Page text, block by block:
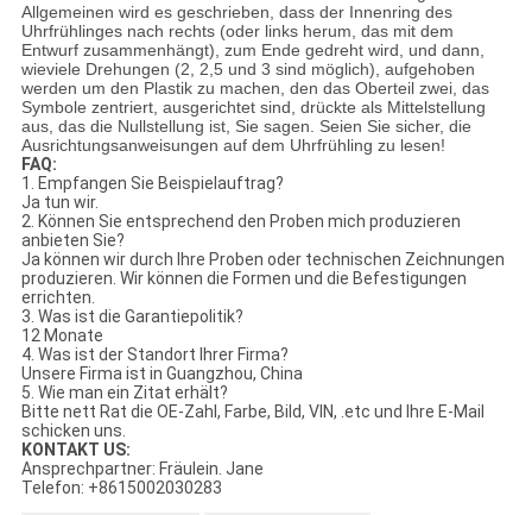
Allgemeinen wird es geschrieben, dass der Innenring des
Uhrfrühlinges nach rechts (oder links herum, das mit dem
Entwurf zusammenhängt), zum Ende gedreht wird, und dann,
wieviele Drehungen (2, 2,5 und 3 sind möglich), aufgehoben
werden um den Plastik zu machen, den das Oberteil zwei, das
Symbole zentriert, ausgerichtet sind, drückte als Mittelstellung
aus, das die Nullstellung ist, Sie sagen. Seien Sie sicher, die
Ausrichtungsanweisungen auf dem Uhrfrühling zu lesen!
FAQ:
1. Empfangen Sie Beispielauftrag?
Ja tun wir.
2. Können Sie entsprechend den Proben mich produzieren
anbieten Sie?
Ja können wir durch Ihre Proben oder technischen Zeichnungen
produzieren. Wir können die Formen und die Befestigungen
errichten.
3. Was ist die Garantiepolitik?
12 Monate
4. Was ist der Standort Ihrer Firma?
Unsere Firma ist in Guangzhou, China
5. Wie man ein Zitat erhält?
Bitte nett Rat die OE-Zahl, Farbe, Bild, VIN, .etc und Ihre E-Mail
schicken uns.
KONTAKT US:
Ansprechpartner: Fräulein. Jane
Telefon: +8615002030283